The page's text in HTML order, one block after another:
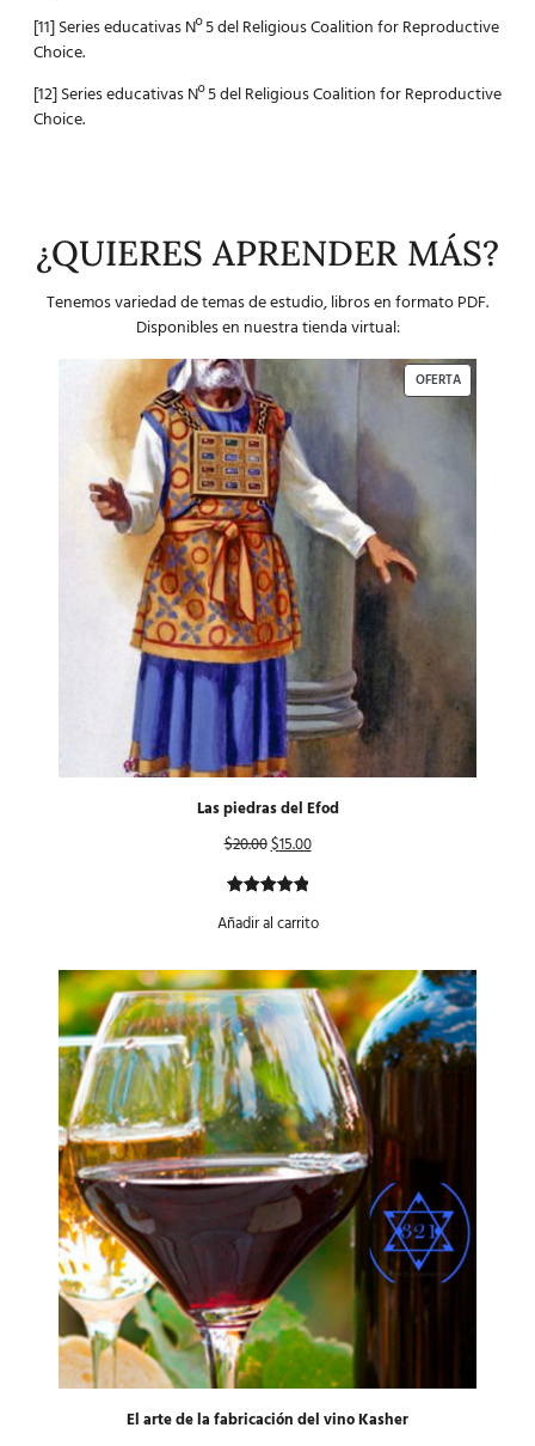
[11]Series educativas Nº 5 del Religious Coalition for Reproductive
Choice.
[12]Series educativas Nº 5 del Religious Coalition for Reproductive
Choice.
¿QUIERES APRENDER MÁS?
Tenemos variedad de temas de estudio, libros en formato PDF.
Disponibles en nuestra tienda virtual:
OFERTA
Las piedras del Efod
$20.00$15.00
con 5.00
base a
valoración
de un
cliente
Añadir al carrito
El arte de la fabricación del vino Kasher